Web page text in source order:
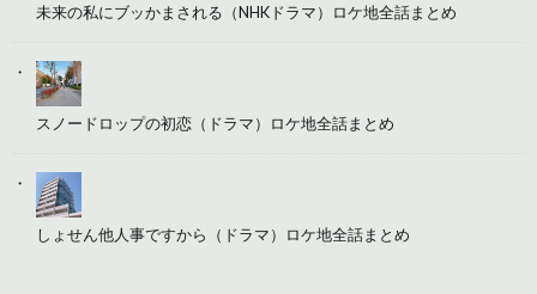
未来の私にブッかまされる（NHKドラマ）ロケ地全話まとめ
スノードロップの初恋（ドラマ）ロケ地全話まとめ
しょせん他人事ですから（ドラマ）ロケ地全話まとめ